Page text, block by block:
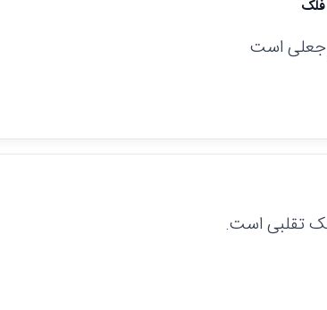
فلک
جعلی است
تقلبی است.